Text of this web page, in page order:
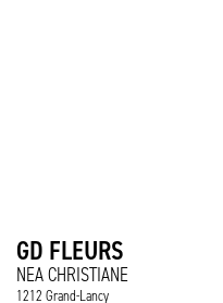
GD FLEURS
NEA CHRISTIANE
1212 Grand-Lancy